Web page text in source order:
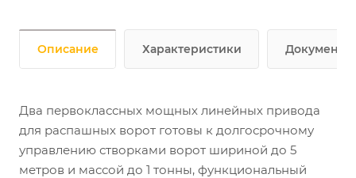
Описание Характеристики Документы
Два первоклассных мощных линейных привода
для распашных ворот готовы к долгосрочному
управлению створками ворот шириной до 5
метров и массой до 1 тонны, функциональный